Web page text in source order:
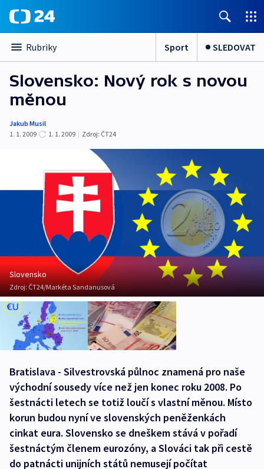
Rubriky Sport SLEDOVAT
Slovensko: Nový rok s novou
měnou
Jakub Musil
1. 1. 2009
1. 1. 2009 | Zdroj: ČT24
Slovensko
Zdroj:ČT24/Markéta Sandanusová
Bratislava - Silvestrovská půlnoc znamená pro naše
východní sousedy více než jen konec roku 2008. Po
šestnácti letech se totiž loučí s vlastní měnou. Místo
korun budou nyní ve slovenských peněženkách
cinkat eura. Slovensko se dneškem stává v pořadí
šestnáctým členem eurozóny, a Slováci tak při cestě
do patnácti unijních států nemusejí počítat